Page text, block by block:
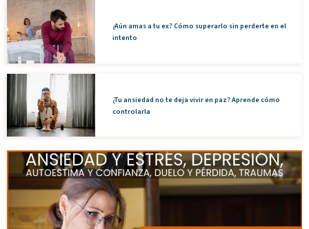
¿Aún amas a tu ex? Cómo superarlo sin perderte en el
intento
¿Tu ansiedad no te deja vivir en paz? Aprende cómo
controlarla